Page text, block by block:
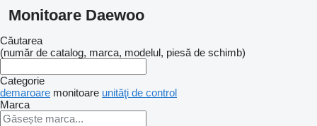
Monitoare Daewoo
Căutarea
(număr de catalog, marca, modelul, piesă de schimb)
Categorie
demaroare monitoare unităţi de control
Marca